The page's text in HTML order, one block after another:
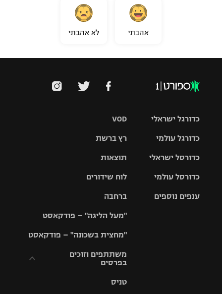
אהבתי לא אהבתי
VOD
רץ ברשת
תוצאות
לוח שידורים
ברחבה
"מעל הליגה" – פודקאסט
"מחצית בשכונה" – פודקאסט
משתתפים וזוכים
בפרסים
טניס
כדורגל ישראלי
גביע הטוטו
כדורגל עולמי
האלופות
ליגה
כדורסל ישראלי
סל
כדורסל עולמי
ענפים נוספים